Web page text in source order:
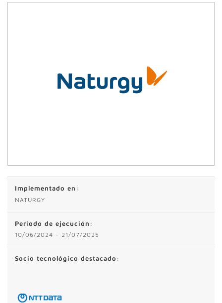
Implementado en:
NATURGY
Periodo de ejecución:
10/06/2024 - 21/07/2025
Socio tecnológico destacado: